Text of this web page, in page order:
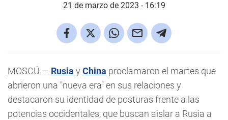
21 de marzo de 2023 - 16:19
MOSCÚ — Rusia y China proclamaron el martes que
abrieron una "nueva era" en sus relaciones y
destacaron su identidad de posturas frente a las
potencias occidentales, que buscan aislar a Rusia a